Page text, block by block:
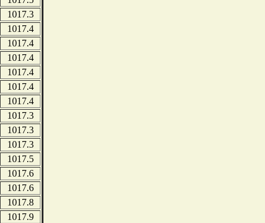
1017.3
1017.4
1017.4
1017.4
1017.4
1017.4
1017.4
1017.3
1017.3
1017.3
1017.5
1017.6
1017.6
1017.8
1017.9